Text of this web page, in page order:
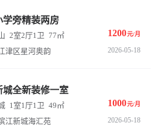
学旁精装两房
2室2厅1卫 77㎡ 1200元/月
津区星河奥韵 2026-05-18
城全新装修一室
1室1厅1卫 49㎡ 1000元/月
江新城海汇苑 2026-05-18